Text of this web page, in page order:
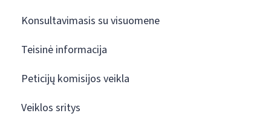
Konsultavimasis su visuomene
Teisinė informacija
Peticijų komisijos veikla
Veiklos sritys